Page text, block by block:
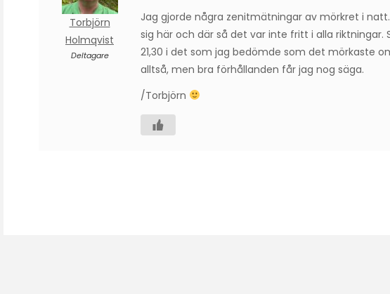
Torbjörn
Holmqvist
Deltagare
Jag gjorde några zenitmätningar av mörkret i
sig här och där så det var inte fritt i alla riktningar.
21,30 i det som jag bedömde som det mörkaste
alltså, men bra förhållanden får jag nog säga.
/Torbjörn